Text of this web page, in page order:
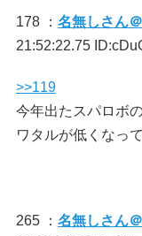
178 ： 名無しさん
21:52:22.75
>>119
今年出たスパロボ
ワタルが低くなっ
265 ： 名無しさん